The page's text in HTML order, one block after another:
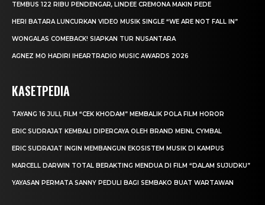
TEMBUS 122 RIBU PENDENGAR, LINDEE CREMONA MAKIN PEDE
HERI BATARA LUNCURKAN VIDEO MUSIK SINGLE “WE ARE NOT FALL IN”
WONGALAS COMEBACK! SIAPKAN TUR NUSANTARA
AGNEZ MO HADIRI IHEARTRADIO MUSIC AWARDS 2026
KASETPEDIA
TAYANG 16 JULI, FILM “CEK KHODAM” MEMBALIK POLA FILM HOROR
ERIC SUDRAJAT KEMBALI DIPERCAYA OLEH BRAND MEINL CYMBAL
ERIC SUDRAJAT INGIN MEMBANGUN EKOSISTEM MUSIK DI KAMPUS
MARCELL DARWIN TOTAL BERAKTING MENDUA DI FILM “DALAM SUJUDKU”
YAYASAN PERMATA SANNY PEDULI BAGI SEMBAKO BUAT WARTAWAN